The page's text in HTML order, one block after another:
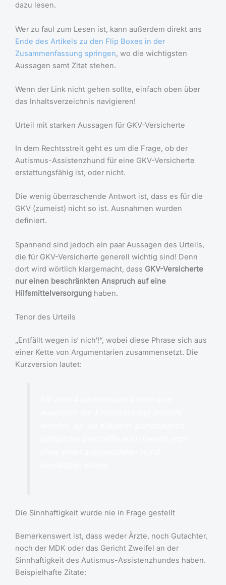
dazu lesen.
Wer zu faul zum Lesen ist, kann außerdem direkt ans
Ende des Artikels zu den Flip Boxes in der
Zusammenfassung springen, wo die wichtigsten
Aussagen samt Zitat stehen.
Wenn der Link nicht gehen sollte, einfach oben über
das Inhaltsverzeichnis navigieren!
Urteil mit starken Aussagen für GKV-Versicherte
In dem Rechtsstreit geht es um die Frage, ob der
Autismus-Assistenzhund für eine GKV-Versicherte
erstattungsfähig ist, oder nicht.
Die wenig überraschende Antwort ist, dass es für die
GKV (zumeist) nicht so ist. Ausnahmen wurden
definiert.
Spannend sind jedoch ein paar Aussagen des Urteils,
die für GKV-Versicherte generell wichtig sind! Denn
dort wird wörtlich klargemacht, dass GKV-Versicherte
nur einen beschränkten Anspruch auf eine
Hilfsmittelversorgung haben.
Tenor des Urteils
„Entfällt wegen is‘ nich‘!“, wobei diese Phrase sich aus
einer Kette von Argumentarien zusammensetzt. Die
Kurzversion lautet:
Die Sinnhaftigkeit wurde nie in Frage gestellt
Bemerkenswert ist, dass weder Ärzte, noch Gutachter,
noch der MDK oder das Gericht Zweifel an der
Sinnhaftigkeit des Autismus-Assistenzhundes haben.
Beispielhafte Zitate: